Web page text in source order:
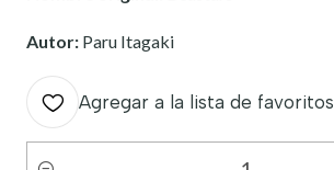
Autor: Paru Itagaki
Agregar a la lista de favoritos